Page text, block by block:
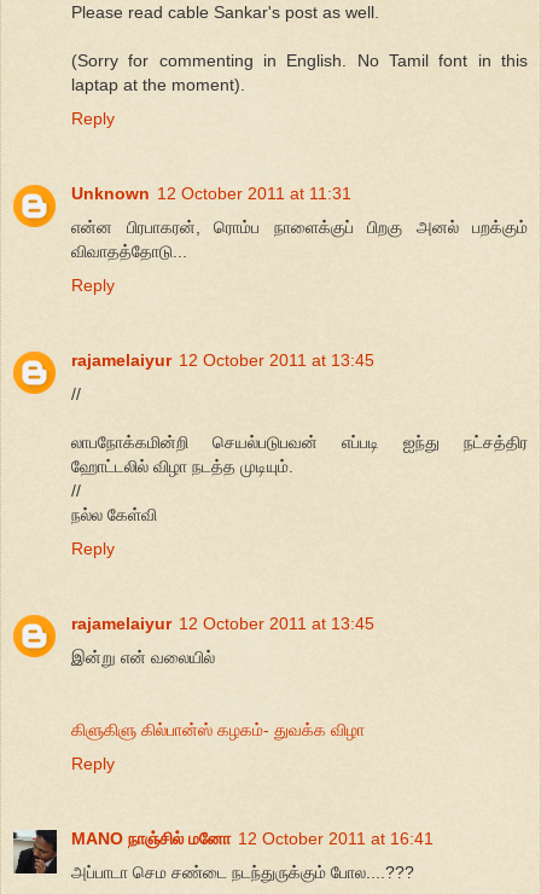
Please read cable Sankar's post as well.
(Sorry for commenting in English. No Tamil font in this
laptap at the moment).
Reply
Unknown 12 October 2011 at 11:31
என்ன பிரபாகரன், ரொம்ப நாளைக்குப் பிறகு அனல் பறக்கும்
விவாதத்தோடு...
Reply
rajamelaiyur 12 October 2011 at 13:45
//
லாபநோக்கமின்றி செயல்படுபவன் எப்படி ஐந்து நட்சத்திர
ஹோட்டலில் விழா நடத்த முடியும்.
//
நல்ல கேள்வி
Reply
rajamelaiyur 12 October 2011 at 13:45
இன்று என் வலையில்
கிளுகிளு கில்பான்ஸ் கழகம்- துவக்க விழா
Reply
MANO நாஞ்சில் மனோ 12 October 2011 at 16:41
அப்பாடா செம சண்டை நடந்துருக்கும் போல....???